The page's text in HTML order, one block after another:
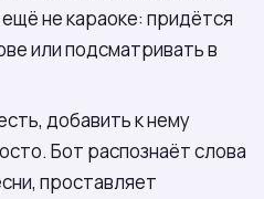
не караоке: придётся
или подсматривать в
добавить к нему
Бот распознаёт слова
проставляет